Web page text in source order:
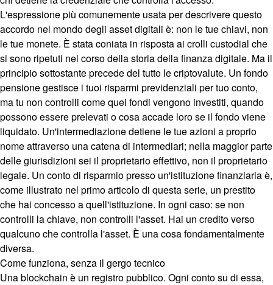
L'espressione più comunemente usata per descrivere questo
accordo nel mondo degli asset digitali è: non le tue chiavi, non
le tue monete. È stata coniata in risposta ai crolli custodial che
si sono ripetuti nel corso della storia della finanza digitale. Ma il
principio sottostante precede del tutto le criptovalute. Un fondo
pensione gestisce i tuoi risparmi previdenziali per tuo conto,
ma tu non controlli come quei fondi vengono investiti, quando
possono essere prelevati o cosa accade loro se il fondo viene
liquidato. Un'intermediazione detiene le tue azioni a proprio
nome attraverso una catena di intermediari; nella maggior parte
delle giurisdizioni sei il proprietario effettivo, non il proprietario
legale. Un conto di risparmio presso un'istituzione finanziaria è,
come illustrato nel primo articolo di questa serie, un prestito
che hai concesso a quell'istituzione. In ogni caso: se non
controlli la chiave, non controlli l'asset. Hai un credito verso
qualcuno che controlla l'asset. È una cosa fondamentalmente
diversa.
Come funziona, senza il gergo tecnico
Una blockchain è un registro pubblico. Ogni conto su di essa,